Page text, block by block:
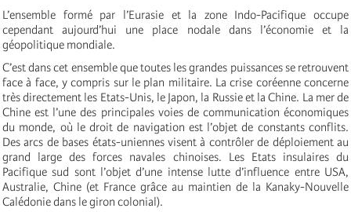
L’ensemble formé par l’Eurasie et la zone Indo-Pacifique occupe
cependant aujourd’hui une place nodale dans l’économie et la
géopolitique mondiale.
C’est dans cet ensemble que toutes les grandes puissances se retrouvent
face à face, y compris sur le plan militaire. La crise coréenne concerne
très directement les Etats-Unis, le Japon, la Russie et la Chine. La mer de
Chine est l’une des principales voies de communication économiques
du monde, où le droit de navigation est l’objet de constants conflits.
Des arcs de bases états-uniennes visent à contrôler de déploiement au
grand large des forces navales chinoises. Les Etats insulaires du
Pacifique sud sont l’objet d’une intense lutte d’influence entre USA,
Australie, Chine (et France grâce au maintien de la Kanaky-Nouvelle
Calédonie dans le giron colonial).